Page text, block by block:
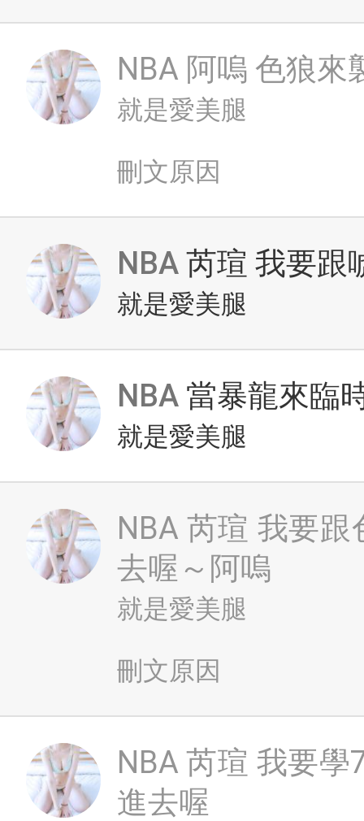
NBA 阿嗚 色狼來
就是愛美腿
刪文原因
NBA 芮瑄 我要跟
就是愛美腿
NBA 當暴龍來臨
就是愛美腿
NBA 芮瑄 我要跟
去喔～阿嗚
就是愛美腿
刪文原因
NBA 芮瑄 我要學
進去喔